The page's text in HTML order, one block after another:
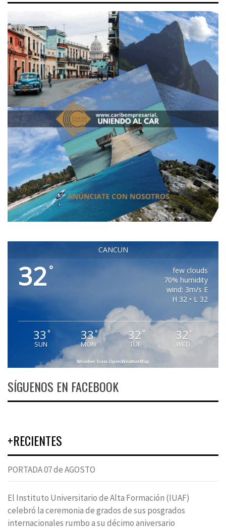
CANCUN
32 °
few clouds
70% humidity
wind: 3m/s E
H 32 • L 32
33 °
SUN
33°
MON
32 °
TUE
32 °
WED
Weather from OpenWeatherMap
SÍGUENOS EN FACEBOOK
+RECIENTES
PORTADA 07 de AGOSTO
El Instituto Universitario de Alta Formación (IUAF)
celebró la ceremonia de grados de sus posgrados
internacionales rumbo a su décimo aniversario